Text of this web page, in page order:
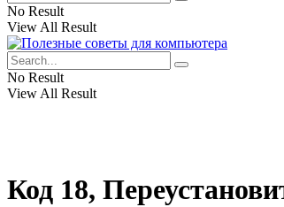
No Result
View All Result
No Result
View All Result
Код 18,